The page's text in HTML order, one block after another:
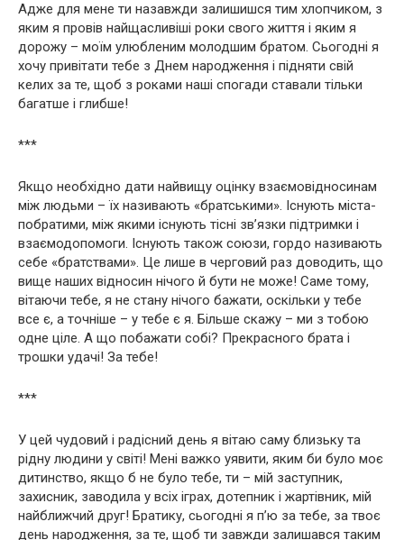
Адже для мене ти назавжди залишишся тим хлопчиком, з
яким я провів найщасливіші роки свого життя і яким я
дорожу – моїм улюбленим молодшим братом. Сьогодні я
хочу привітати тебе з Днем народження і підняти свій
келих за те, щоб з роками наші спогади ставали тільки
багатше і глибше!
***
Якщо необхідно дати найвищу оцінку взаємовідносинам
між людьми – їх називають «братськими». Існують міста-
побратими, між якими існують тісні зв’язки підтримки і
взаємодопомоги. Існують також союзи, гордо називають
себе «братствами». Це лише в черговий раз доводить, що
вище наших відносин нічого й бути не може! Саме тому,
вітаючи тебе, я не стану нічого бажати, оскільки у тебе
все є, а точніше – у тебе є я. Більше скажу – ми з тобою
одне ціле. А що побажати собі? Прекрасного брата і
трошки удачі! За тебе!
***
У цей чудовий і радісний день я вітаю саму близьку та
рідну людини у світі! Мені важко уявити, яким би було моє
дитинство, якщо б не було тебе, ти – мій заступник,
захисник, заводила у всіх іграх, дотепник і жартівник, мій
найближчий друг! Братику, сьогодні я п’ю за тебе, за твоє
день народження, за те, щоб ти завжди залишався таким